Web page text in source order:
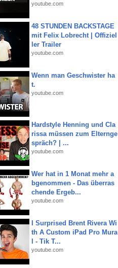
youtube.com
48 STUNDEN BACKSTAGE
mit Felix Lobrecht | Offiziel
ler Trailer
youtube.com
Wenn man Geschwister ha
t.
youtube.com
Hardstyle Henning und Cla
rissa müssen zum Elternge
spräch? | ...
youtube.com
Wer hat in 1 Monat mehr a
bgenommen - Das überras
chende Ergeb...
youtube.com
I Surprised Brent Rivera Wi
th A Custom iPad Pro Mura
l - Tik T...
youtube.com